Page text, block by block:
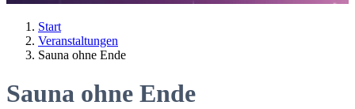
Start
Veranstaltungen
Sauna ohne Ende
Sauna ohne Ende